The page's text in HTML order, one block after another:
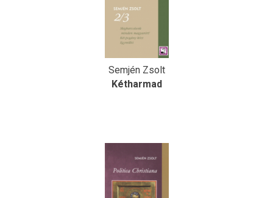
Semjén Zsolt
Kétharmad